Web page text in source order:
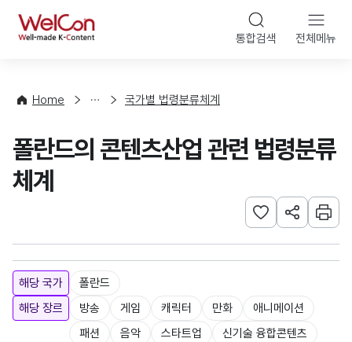
WelCon 통합검색 전체메뉴
Home
률
책
츠
국가별 법령분류체계
폴란드의 콘텐츠산업 관련 법령분류
체계
관심사 등록하기
URL 공유하
인쇄
해당 국가
폴란드
해당 장르
방송 게임 캐릭터 만화
애니메이션
패션
음악 스타트업
신기술 융합콘텐츠